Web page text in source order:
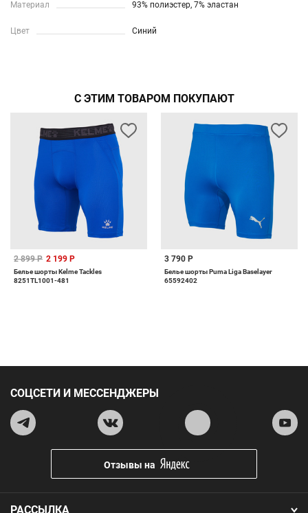
Материал 93% полиэстер, 7% эластан
Цвет Синий
С ЭТИМ ТОВАРОМ ПОКУПАЮТ
2 899 Р 2 199 Р
Белье шорты Kelme Tackles
8251TL1001-481
3 790 Р
Белье шорты Puma Liga Baselayer
65592402
РАССЫЛКА
СОЦСЕТИ И МЕССЕНДЖЕРЫ
Отзывы на